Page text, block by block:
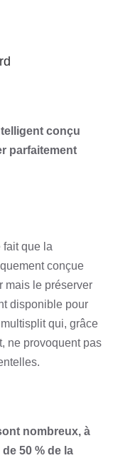
conçu
parfaitement
fait que la
conçue
mais le préserver
disponible pour
qui, grâce
ne provoquent pas
nombreux, à
50 % de la